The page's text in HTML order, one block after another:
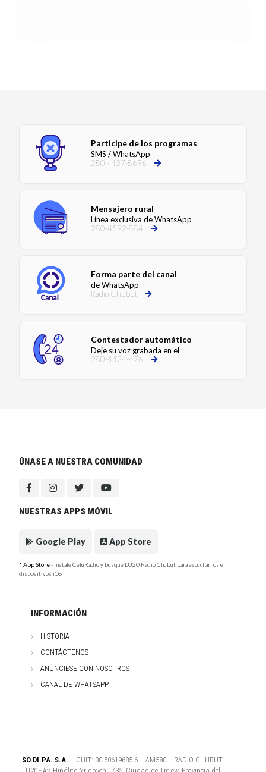
Participe de los programas
SMS / WhatsApp
280 - 437-8696
Mensajero rural
Línea exclusiva de WhatsApp
280-4592-884
Forma parte del canal
de WhatsApp
Radio Chubut
Contestador automático
Deje su voz grabada en el
280-4424-476
ÚNASE A NUESTRA COMUNIDAD
NUESTRAS APPS MÓVIL
Google Play App Store
* App Store- Instale CeluRadio y busque LU20 Radio Chubut para escucharnos en
dispositivos iOS
INFORMACIÓN
HISTORIA
CONTÁCTENOS
ANÚNCIESE CON NOSOTROS
CANAL DE WHATSAPP
SO.DI.PA. S.A. – CUIT: 30-50619685-6 – AM580 – RADIO CHUBUT –